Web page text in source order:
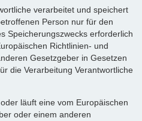
verarbeitet und speichert
Person nur für den
Speicherungszwecks erforderlich
Richtlinien- und
Gesetzgeber in Gesetzen
die Verarbeitung Verantwortliche
läuft eine vom Europäischen
oder einem anderen